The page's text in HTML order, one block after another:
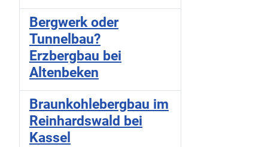
Bergwerk oder
Tunnelbau?
Erzbergbau bei
Altenbeken
Braunkohlebergbau im
Reinhardswald bei
Kassel